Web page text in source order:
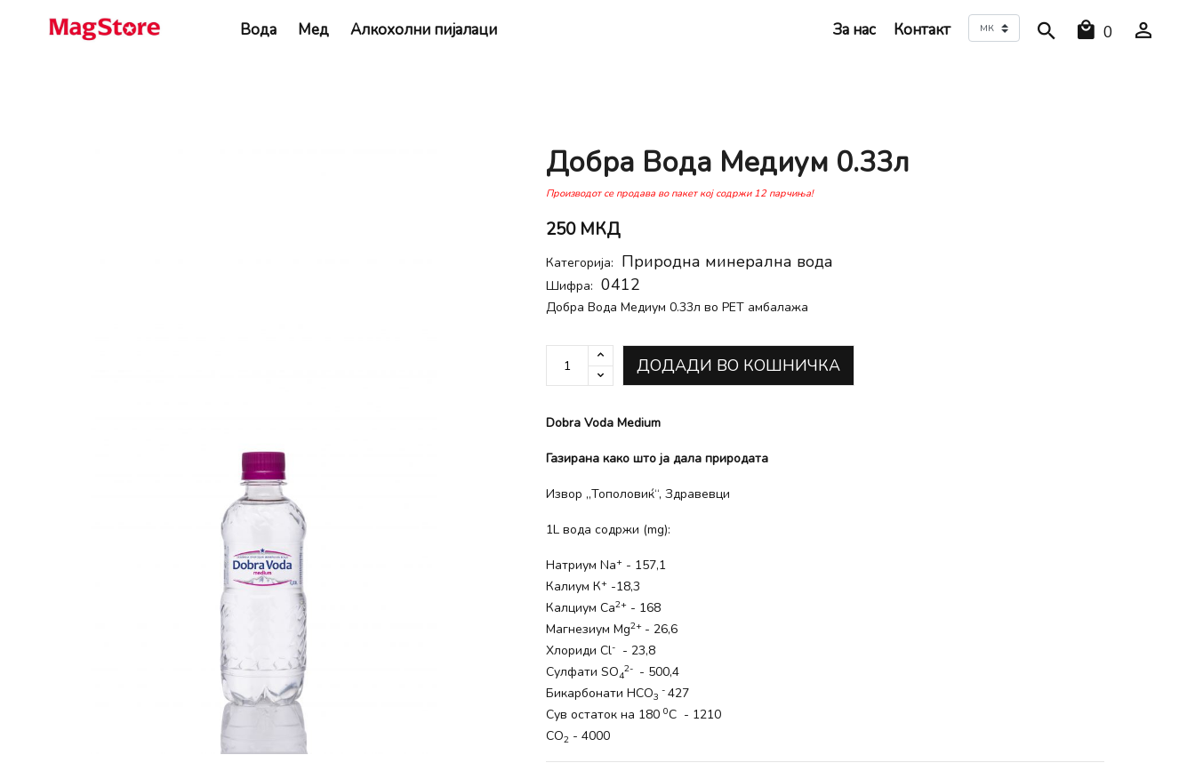
Вода Мед Алкохолни пијалaци Контакт
За нас 0
Добра Вода Медиум 0.33л
Производот се продава во пакет кој содржи 12 парчиња!
250 МКД
Категорија: Природна минерална вода
Шифра: 0412
Добра Вода Медиум 0.33л во PET амбалажа
ДОДАДИ ВО КОШНИЧКА
Dobra Voda Medium
Газирана како што ја дала природата
Извор „Тополовиќ“, Здравевци
1L вода содржи (mg):
Натриум Na+- 157,1
Калиум К+-18,3
Калциум Ca2+- 168
Магнезиум Mg2+ - 26,6
Хлориди Cl-- 23,8
Сулфати SO4
2- - 500,4
Бикарбонати HCO3
- 427
Сув остаток на 180 0С - 1210
CO2 - 4000